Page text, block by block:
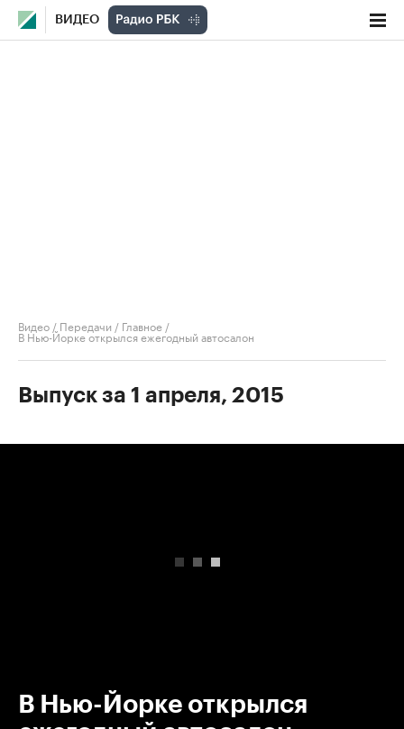
ВИДЕО
Видео / Передачи / Главное /
В Нью-Йорке открылся ежегодный автосалон
Выпуск за 1 апреля, 2015
В Нью-Йорке открылся